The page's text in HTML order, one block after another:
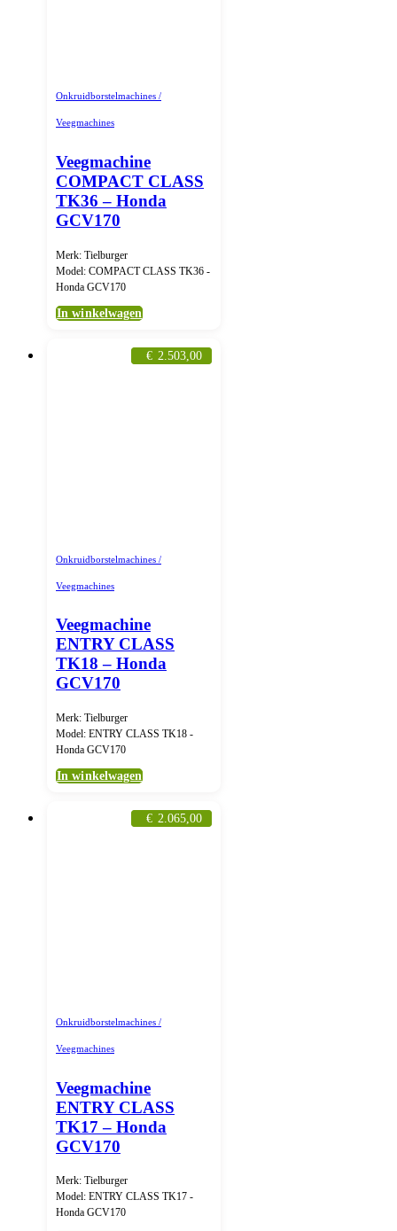
Onkruidborstelmachines /
Veegmachines
Veegmachine
COMPACT CLASS
TK36 – Honda
GCV170
Merk: Tielburger
Model: COMPACT CLASS TK36 -
Honda GCV170
In winkelwagen
€ 2.503,00
Onkruidborstelmachines /
Veegmachines
Veegmachine
ENTRY CLASS
TK18 – Honda
GCV170
Merk: Tielburger
Model: ENTRY CLASS TK18 -
Honda GCV170
In winkelwagen
€ 2.065,00
Onkruidborstelmachines /
Veegmachines
Veegmachine
ENTRY CLASS
TK17 – Honda
GCV170
Merk: Tielburger
Model: ENTRY CLASS TK17 -
Honda GCV170